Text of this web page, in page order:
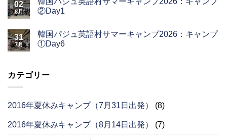
02
8月
②Day1
31
7月
韓国パジュ英語村サマーキャンプ2026：キャンプ
①Day6
カテゴリー
2016年夏休みキャンプ（7月31日出発） (8)
2016年夏休みキャンプ（8月14日出発） (7)